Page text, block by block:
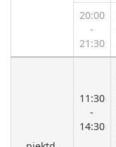
20:00
-
21:30
11:30
-
14:30